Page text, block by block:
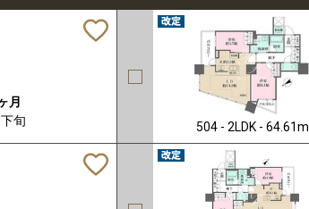
月
旬 504 - 2LDK - 64.61m